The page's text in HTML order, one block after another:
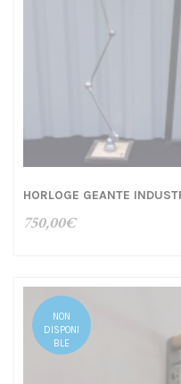
HORLOGE GEANTE
750,00€
NON
DISPONI
BLE